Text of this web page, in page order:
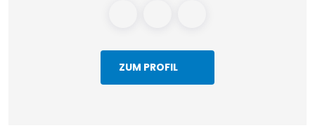
ZUM PROFIL